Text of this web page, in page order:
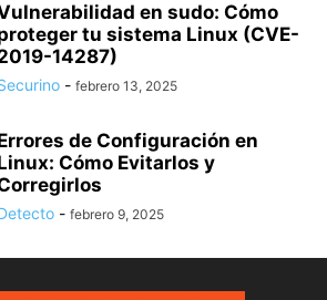
en sudo: Cómo
tu sistema Linux (CVE-
14287)
- febrero 13, 2025
de Configuración en
Cómo Evitarlos y
- febrero 9, 2025